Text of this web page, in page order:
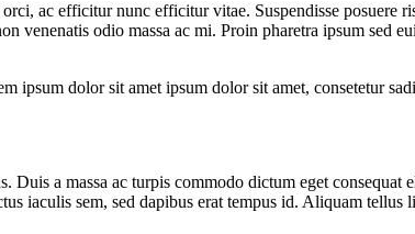
ac efficitur nunc efficitur vitae. Suspendisse
venenatis odio massa ac mi. Proin pharetra ipsum sed
ipsum dolor sit amet ipsum dolor sit amet, consetetur
Duis a massa ac turpis commodo dictum eget
iaculis sem, sed dapibus erat tempus id. Aliquam